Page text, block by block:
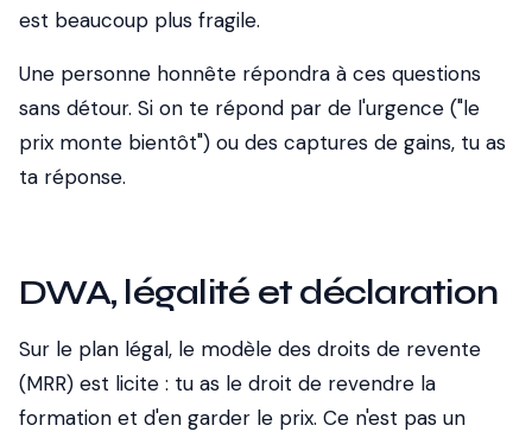
est beaucoup plus fragile.
Une personne honnête répondra à ces questions
sans détour. Si on te répond par de l'urgence ("le
prix monte bientôt") ou des captures de gains, tu as
ta réponse.
DWA, légalité et déclaration
Sur le plan légal, le modèle des droits de revente
(MRR) est licite : tu as le droit de revendre la
formation et d'en garder le prix. Ce n'est pas un